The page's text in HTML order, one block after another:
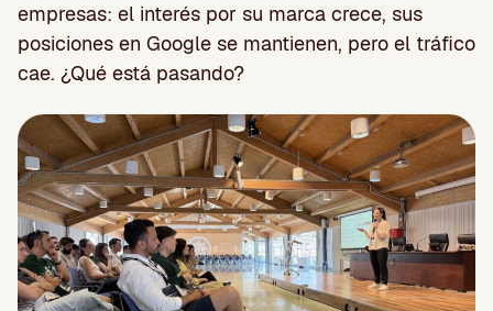
empresas: el interés por su marca crece, sus
posiciones en Google se mantienen, pero el tráfico
cae. ¿Qué está pasando?